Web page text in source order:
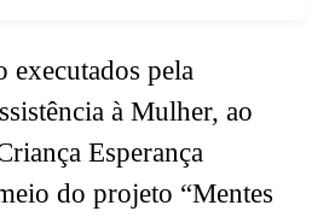
executados pela
à Mulher, ao
Esperança
do projeto “Mentes